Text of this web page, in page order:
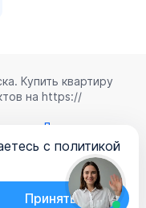
Купить квартиру
на https://
с
Лицензионным
и
данных
с политикой
Принять